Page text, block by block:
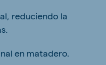
reduciendo la
en matadero.